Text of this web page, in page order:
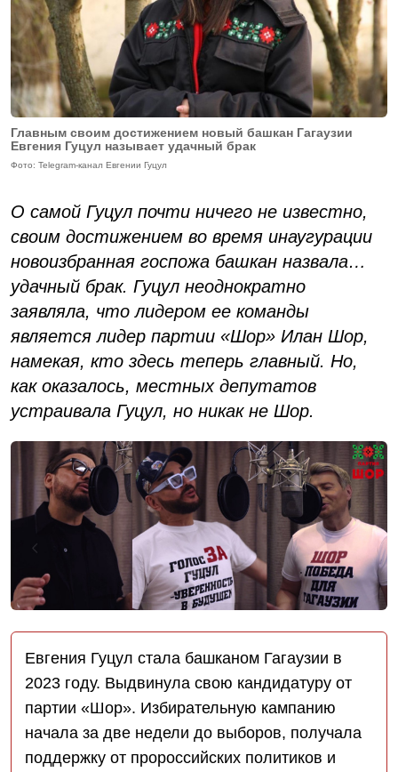
Главным своим достижением новый башкан Гагаузии
Евгения Гуцул называет удачный брак
Фото: Telegram-канал Евгении Гуцул
О самой Гуцул почти ничего не известно,
своим достижением во время инаугурации
новоизбранная госпожа башкан назвала…
удачный брак. Гуцул неоднократно
заявляла, что лидером ее команды
является лидер партии «Шор» Илан Шор,
намекая, кто здесь теперь главный. Но,
как оказалось, местных депутатов
устраивала Гуцул, но никак не Шор.
Евгения Гуцул стала башканом Гагаузии в
2023 году. Выдвинула свою кандидатуру от
партии «Шор». Избирательную кампанию
начала за две недели до выборов, получала
поддержку от пророссийских политиков и